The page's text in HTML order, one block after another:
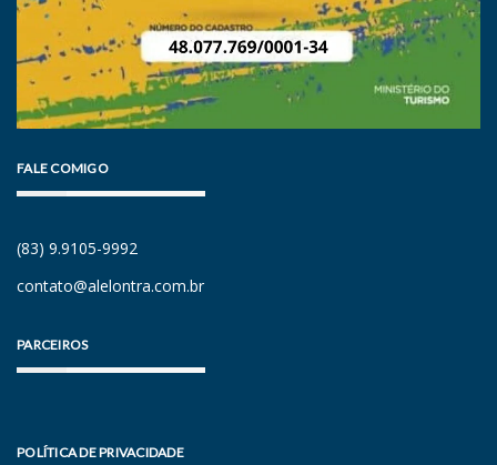
FALE COMIGO
(83) 9.9105-9992
contato@alelontra.com.br
PARCEIROS
POLÍTICA DE PRIVACIDADE